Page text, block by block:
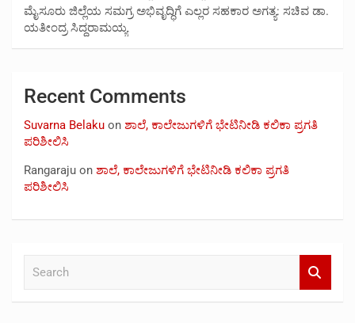
ಮೈಸೂರು ಜಿಲ್ಲೆಯ ಸಮಗ್ರ ಅಭಿವೃದ್ಧಿಗೆ ಎಲ್ಲರ ಸಹಕಾರ ಅಗತ್ಯ: ಸಚಿವ ಡಾ.
ಯತೀಂದ್ರ ಸಿದ್ದರಾಮಯ್ಯ
Recent Comments
Suvarna Belaku on ಶಾಲೆ, ಕಾಲೇಜುಗಳಿಗೆ ಭೇಟಿನೀಡಿ ಕಲಿಕಾ ಪ್ರಗತಿ
ಪರಿಶೀಲಿಸಿ
Rangaraju on ಶಾಲೆ, ಕಾಲೇಜುಗಳಿಗೆ ಭೇಟಿನೀಡಿ ಕಲಿಕಾ ಪ್ರಗತಿ
ಪರಿಶೀಲಿಸಿ